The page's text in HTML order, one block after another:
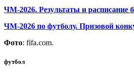
ЧМ-2026. Результаты и расписание
ЧМ-2026 по футболу. Призовой
Фото: fifa.com.
футбол